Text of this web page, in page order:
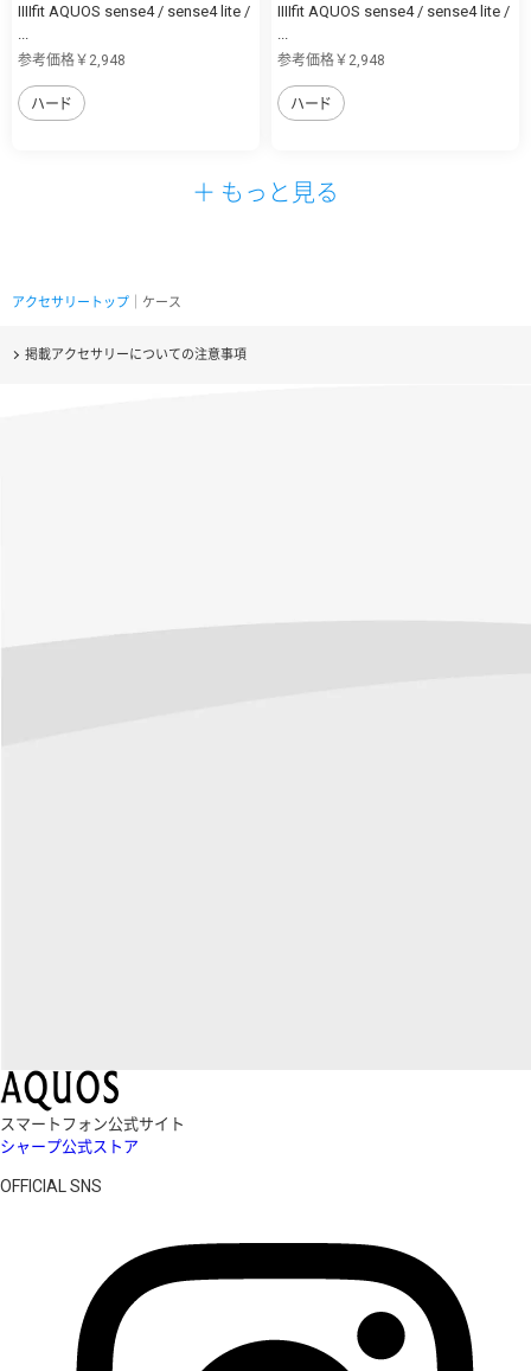
IIIIfit AQUOS sense4 / sense4 lite /
...
参考価格￥2,948
ハード
IIIIfit AQUOS sense4 / sense4 lite /
...
参考価格￥2,948
ハード
＋ もっと見る
アクセサリートップ ｜ケース
掲載アクセサリーについての注意事項
スマートフォン公式サイト
シャープ公式ストア
OFFICIAL SNS